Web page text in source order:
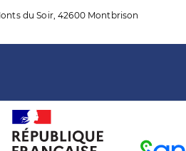
du Soir, 42600 Montbrison